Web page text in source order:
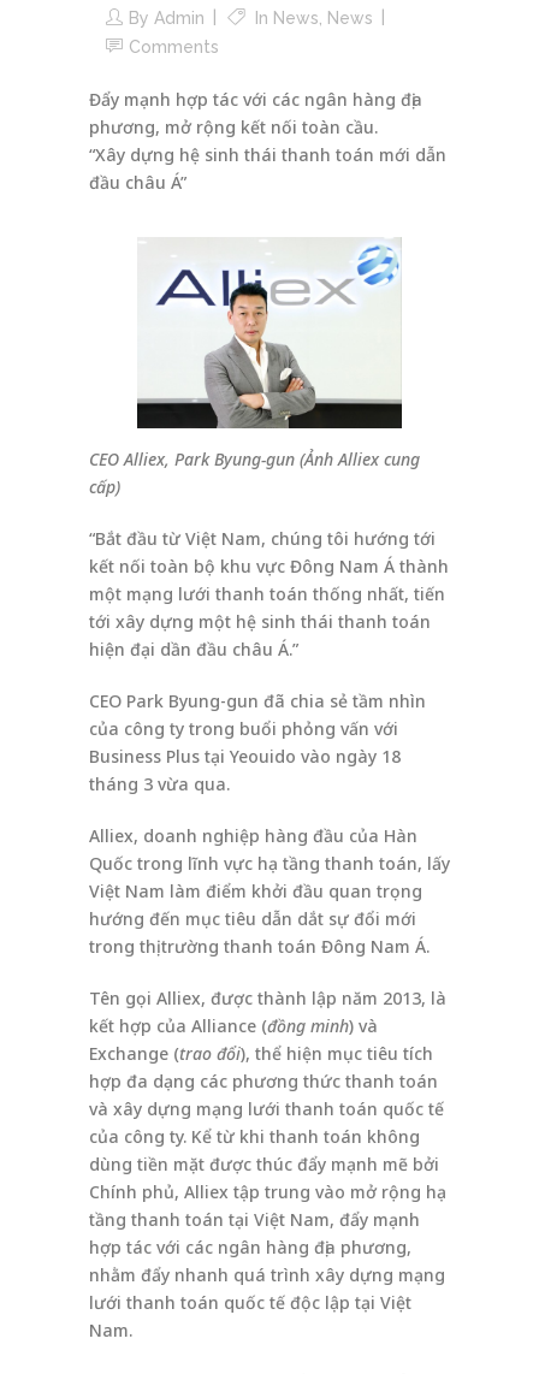
By Admin In News
News
Comments
Đẩy mạnh hợp tác với các ngân hàng địa
phương, mở rộng kết nối toàn cầu.
“Xây dựng hệ sinh thái thanh toán mới dẫn
đầu châu Á”
CEO Alliex, Park Byung-gun (Ảnh Alliex cung
cấp)
“Bắt đầu từ Việt Nam, chúng tôi hướng tới
kết nối toàn bộ khu vực Đông Nam Á thành
một mạng lưới thanh toán thống nhất, tiến
tới xây dựng một hệ sinh thái thanh toán
hiện đại dần đầu châu Á.”
CEO Park Byung-gun đã chia sẻ tầm nhìn
của công ty trong buổi phỏng vấn với
Business Plus tại Yeouido vào ngày 18
tháng 3 vừa qua.
Alliex, doanh nghiệp hàng đầu của Hàn
Quốc trong lĩnh vực hạ tầng thanh toán, lấy
Việt Nam làm điểm khởi đầu quan trọng
hướng đến mục tiêu dẫn dắt sự đổi mới
trong thị trường thanh toán Đông Nam Á.
Tên gọi Alliex, được thành lập năm 2013, là
kết hợp của Alliance (đồng minh) và
Exchange (trao đổi), thể hiện mục tiêu tích
hợp đa dạng các phương thức thanh toán
và xây dựng mạng lưới thanh toán quốc tế
của công ty. Kể từ khi thanh toán không
dùng tiền mặt được thúc đẩy mạnh mẽ bởi
Chính phủ, Alliex tập trung vào mở rộng hạ
tầng thanh toán tại Việt Nam, đẩy mạnh
hợp tác với các ngân hàng địa phương,
nhằm đẩy nhanh quá trình xây dựng mạng
lưới thanh toán quốc tế độc lập tại Việt
Nam.